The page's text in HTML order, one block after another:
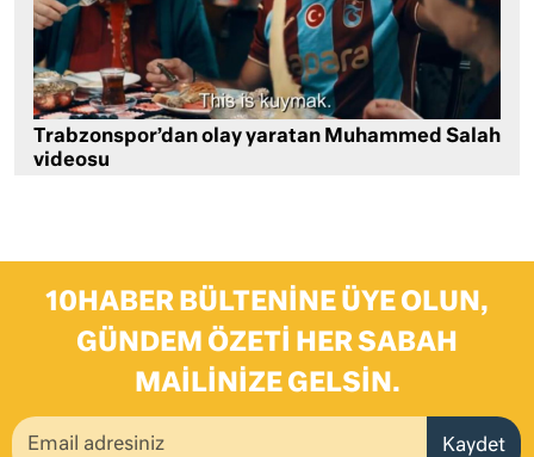
Trabzonspor’dan olay yaratan Muhammed Salah
videosu
10HABER BÜLTENINE ÜYE OLUN,
GÜNDEM ÖZETI HER SABAH
MAILINIZE GELSIN.
Kaydet